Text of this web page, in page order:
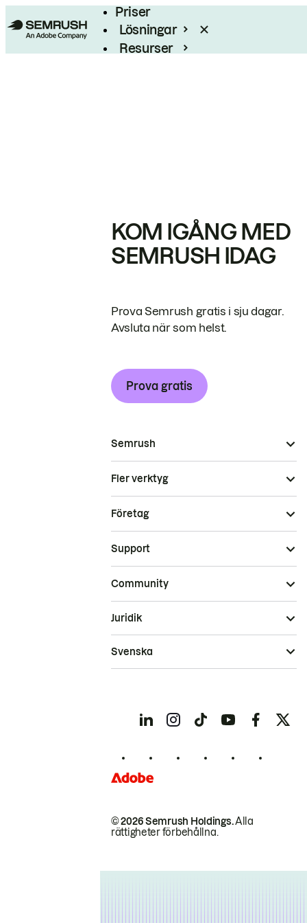
Priser
Lösningar
Resurser
KOM IGÅNG MED
SEMRUSH IDAG
Prova Semrush gratis i sju dagar.
Avsluta när som helst.
Prova gratis
Semrush
Fler verktyg
Företag
Support
Community
© 2026 Semrush Holdings.Alla
rättigheter förbehållna.
Juridik
Svenska